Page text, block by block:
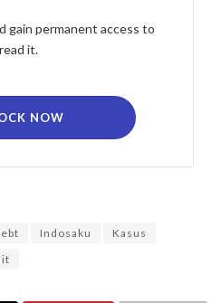
gain permanent access to
read it.
NOW
Indosaku
Kasus